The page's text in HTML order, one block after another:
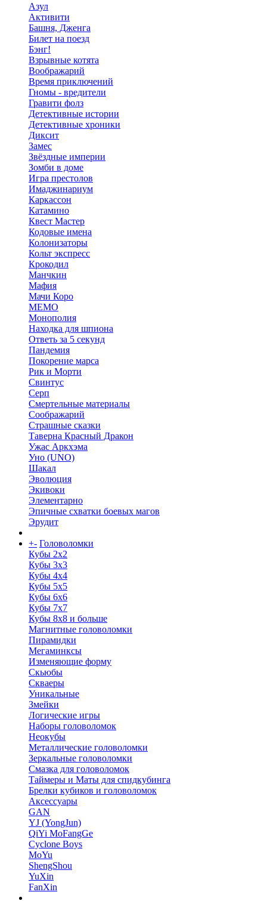
Азул
Активити
Башня, Дженга
Билет на поезд
Бэнг!
Взрывные котята
Воображарий
Время приключений
Гномы - вредители
Гравити фолз
Детективные истории
Детективные хроники
Диксит
Замес
Звёздные империи
Зомби в доме
Игра престолов
Имаджинариум
Каркассон
Катамино
Квест Мастер
Кодовые имена
Колонизаторы
Кольт экспресс
Крокодил
Манчкин
Мафия
Мачи Коро
МЕМО
Монополия
Находка для шпиона
Ответь за 5 секунд
Пандемия
Покорение марса
Рик и Морти
Свинтус
Серп
Смертельные материалы
Соображарий
Страшные сказки
Таверна Красный Дракон
Ужас Аркхэма
Уно (UNO)
Шакал
Эволюция
Экивоки
Элементарно
Эпичные схватки боевых магов
Эрудит
+- Головоломки
Кубы 2х2
Кубы 3х3
Кубы 4x4
Кубы 5х5
Кубы 6х6
Кубы 7х7
Кубы 8х8 и больше
Магнитные головоломки
Пирамидки
Мегаминксы
Изменяющие форму
Скьюбы
Скваеры
Уникальные
Змейки
Логические игры
Наборы головоломок
Неокубы
Металлические головоломки
Зеркальные головоломки
Смазка для головоломок
Таймеры и Маты для спидкубинга
Брелки кубиков и головоломок
Аксессуары
GAN
YJ (YongJun)
QiYi MoFangGe
Cyclone Boys
MoYu
ShengShou
YuXin
FanXin